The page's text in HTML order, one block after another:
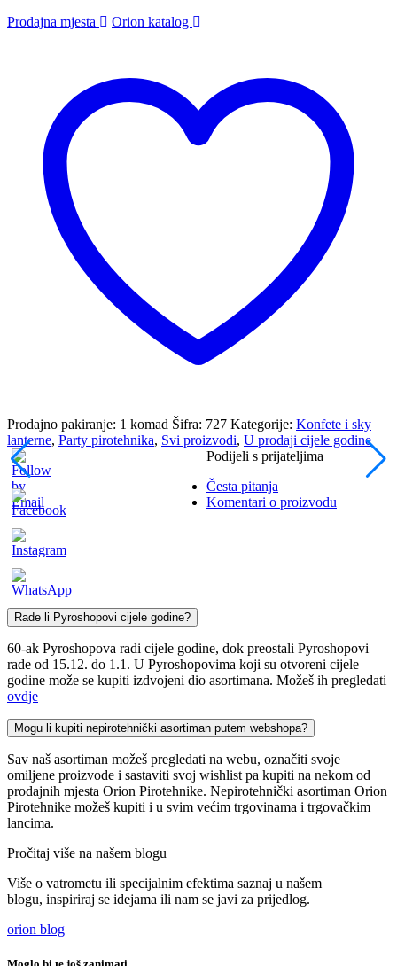
Prodajna mjesta
Orion katalog
Prodajno pakiranje: 1 komad Šifra: 727 Kategorije: Konfete i sky
lanterne, Party pirotehnika, Svi proizvodi, U prodaji cijele godine
Podijeli s prijateljima
Česta pitanja
Komentari o proizvodu
Rade li Pyroshopovi cijele godine?
60-ak Pyroshopova radi cijele godine, dok preostali Pyroshopovi
rade od 15.12. do 1.1. U Pyroshopovima koji su otvoreni cijele
godine može se kupiti izdvojeni dio asortimana. Možeš ih pregledati
ovdje
Mogu li kupiti nepirotehnički asortiman putem webshopa?
Sav naš asortiman možeš pregledati na webu, označiti svoje
omiljene proizvode i sastaviti svoj wishlist pa kupiti na nekom od
prodajnih mjesta Orion Pirotehnike. Nepirotehnički asortiman Orion
Pirotehnike možeš kupiti i u svim većim trgovinama i trgovačkim
lancima.
Pročitaj više na našem blogu
Više o vatrometu ili specijalnim efektima saznaj u našem
blogu, inspiriraj se idejama ili nam se javi za prijedlog.
orion blog